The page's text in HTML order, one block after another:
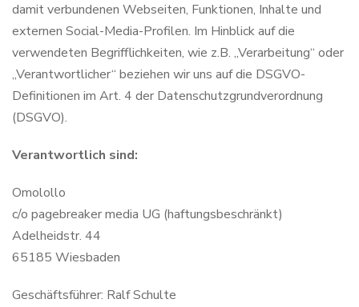
damit verbundenen Webseiten, Funktionen, Inhalte und
externen Social-Media-Profilen. Im Hinblick auf die
verwendeten Begrifflichkeiten, wie z.B. „Verarbeitung“ oder
„Verantwortlicher“ beziehen wir uns auf die DSGVO-
Definitionen im Art. 4 der Datenschutzgrundverordnung
(DSGVO).
Verantwortlich sind:
Omolollo
c/o pagebreaker media UG (haftungsbeschränkt)
Adelheidstr. 44
65185 Wiesbaden
Geschäftsführer: Ralf Schulte